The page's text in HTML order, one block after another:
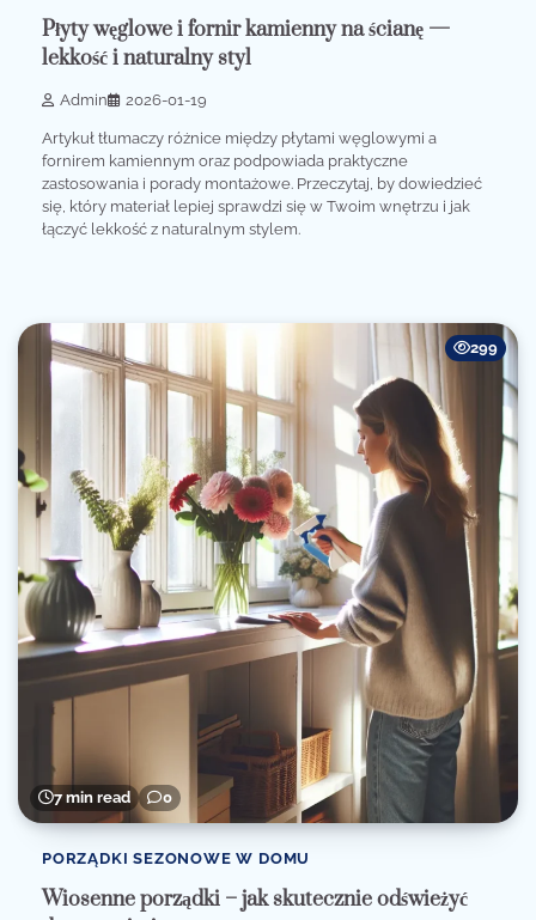
Płyty węglowe i fornir kamienny na ścianę —
lekkość i naturalny styl
Admin 2026-01-19
Artykuł tłumaczy różnice między płytami węglowymi a
fornirem kamiennym oraz podpowiada praktyczne
zastosowania i porady montażowe. Przeczytaj, by dowiedzieć
się, który materiał lepiej sprawdzi się w Twoim wnętrzu i jak
łączyć lekkość z naturalnym stylem.
7 min read 0
299
PORZĄDKI SEZONOWE W DOMU
Wiosenne porządki – jak skutecznie odświeżyć